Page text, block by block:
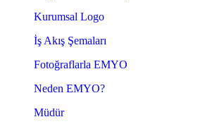
Kurumsal Logo
İş Akış Şemaları
Fotoğraflarla EMYO
Neden EMYO?
Müdür